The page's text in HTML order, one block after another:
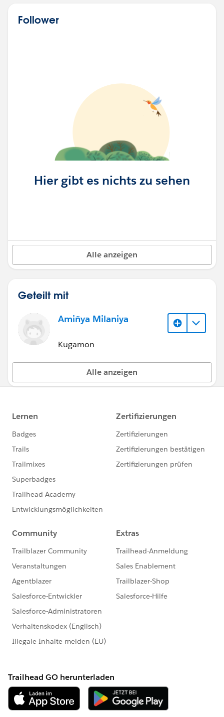
Follower
Hier gibt es nichts zu sehen
Alle anzeigen
Geteilt mit
Amiñya Milaniya
Kugamon
Alle anzeigen